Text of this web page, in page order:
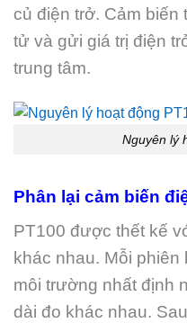
củ điện trở. Cảm biến
tử và gửi giá trị điện
trung tâm.
Nguyên lý
Phân lại cảm biến
PT100 được thết kế
khác nhau. Mỗi
môi trường nhất định
dài đo khác nhau.